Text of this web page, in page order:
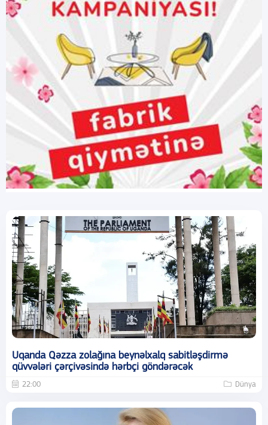
Uqanda Qəzza zolağına beynəlxalq sabitləşdirmə
qüvvələri çərçivəsində hərbçi göndərəcək
22:00 Dünya